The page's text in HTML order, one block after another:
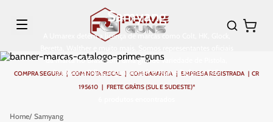
Samyang
A Umarex detém a licença de marcas como Colt, HK, Glock,
da marca no Brasil com uma grande variedade de Pistola,
Revólver e Rifles Airgun, Airsoft e Home Defense T4E.
COMPRA SEGURA | COM NOTA FISCAL | COM GARANTIA | EMPRESA REGISTRADA | CR
195610 | FRETE GRÁTIS (SUL E SUDESTE)*
Samyang